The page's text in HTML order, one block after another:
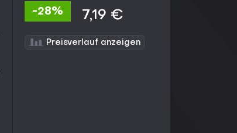
-28% 7,19 €
Preisverlauf anzeigen